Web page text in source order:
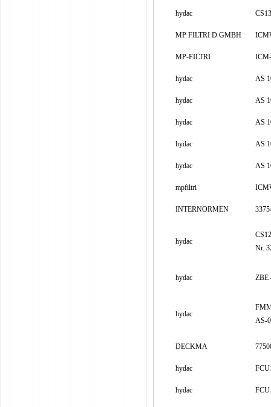
hydac
MP FILTRI D GMBH
MP-FILTRI
hydac AS
hydac AS
hydac AS
hydac AS
hydac AS
mpfiltri
INTERNORMEN
hydac
Nr.
hydac ZBE
hydac
AS-
DECKMA
hydac
hydac